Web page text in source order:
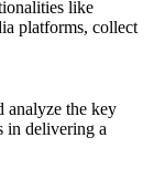
like
platforms, collect
analyze the key
in delivering a